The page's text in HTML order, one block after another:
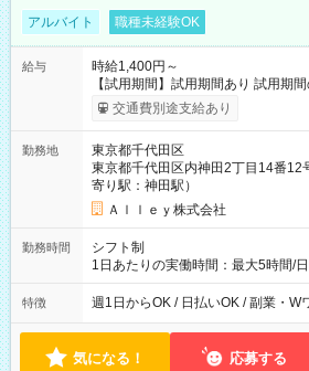
アルバイト 職種未経験OK
給与
時給1,400円～
【試用期間】試用期間あり 試用期
給与は本採用時と同じです。
交通費別途支給あり
勤務地
東京都千代田区
東京都千代田区内神田2丁目14番12
寄り駅：神田駅）
Ａｌｌｅｙ株式会社
勤務時間
シフト制
1日あたりの実働時間：最大5時間/
実働時間：1-5時間 └上記の時間帯
能！ └平日・土曜日の中で、お好き
18:00 などのように、自由な働き
特徴 週1日からOK / 日払いOK / 副業・W
気になる！ 応募する